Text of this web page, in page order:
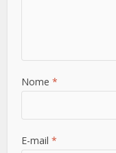
Nome*
E-mail*